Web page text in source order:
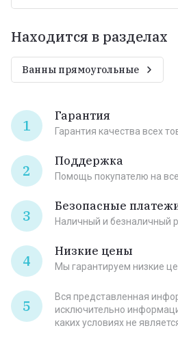
Находится в разделах
Ванны прямоугольные
1
Гарантия
Гарантия качества всех
2
Поддержка
Помощь покупателю на
3
Безопасные
Наличный и безналичный
4
Низкие цены
Мы гарантируем низкие
5
Вся представленная
исключительно
каких условиях не